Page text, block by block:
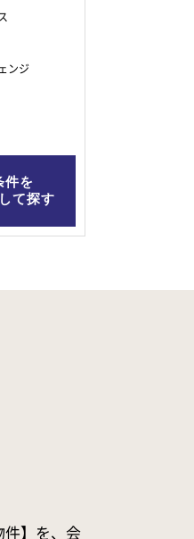
ンジ
件を
て探す
】を、会